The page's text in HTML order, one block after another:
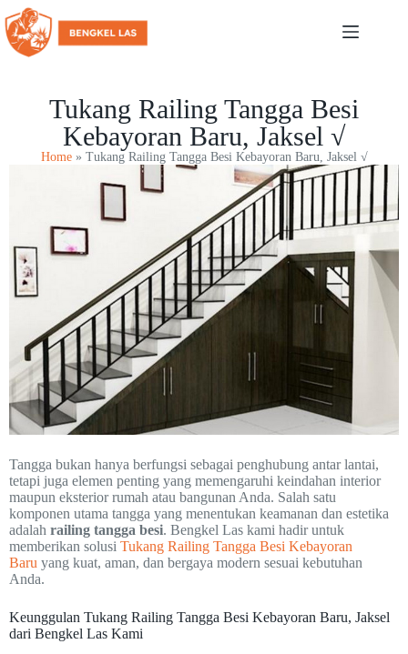
Tukang Railing Tangga Besi
Kebayoran Baru, Jaksel √
Home» Tukang Railing Tangga Besi Kebayoran Baru, Jaksel √
Tangga bukan hanya berfungsi sebagai penghubung antar lantai,
tetapi juga elemen penting yang memengaruhi keindahan interior
maupun eksterior rumah atau bangunan Anda. Salah satu
komponen utama tangga yang menentukan keamanan dan estetika
adalah railing tangga besi. Bengkel Las kami hadir untuk
memberikan solusi Tukang Railing Tangga Besi Kebayoran
Baru yang kuat, aman, dan bergaya modern sesuai kebutuhan
Anda.
Keunggulan Tukang Railing Tangga Besi Kebayoran Baru, Jaksel
dari Bengkel Las Kami